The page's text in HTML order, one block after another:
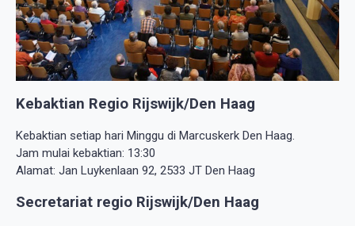
Kebaktian Regio Rijswijk/Den Haag
Kebaktian setiap hari Minggu di Marcuskerk Den Haag.
Jam mulai kebaktian: 13:30
Alamat: Jan Luykenlaan 92, 2533 JT Den Haag
Secretariat regio Rijswijk/Den Haag